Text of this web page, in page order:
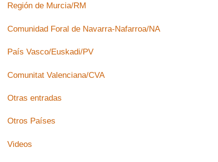
Región de Murcia/RM
Comunidad Foral de Navarra-Nafarroa/NA
País Vasco/Euskadi/PV
Comunitat Valenciana/CVA
Otras entradas
Otros Países
Videos